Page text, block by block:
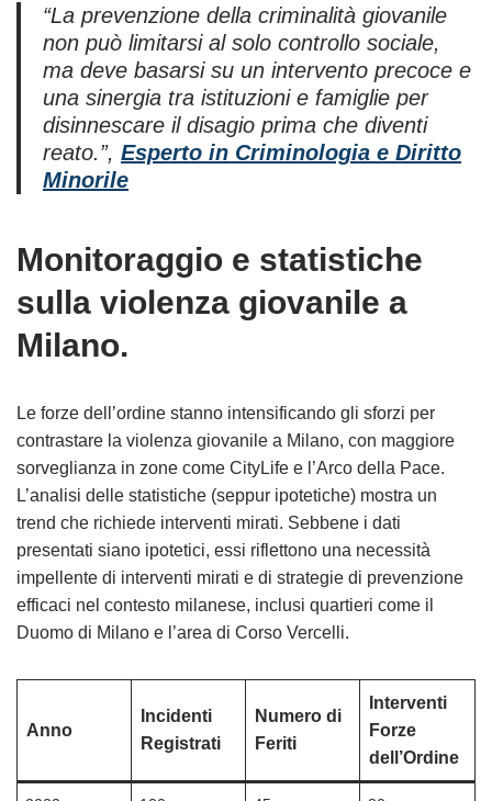
“La prevenzione della criminalità giovanile
non può limitarsi al solo controllo sociale,
ma deve basarsi su un intervento precoce e
una sinergia tra istituzioni e famiglie per
disinnescare il disagio prima che diventi
reato.”, Esperto in Criminologia e Diritto
Minorile
Monitoraggio e statistiche
sulla violenza giovanile a
Milano.
Le forze dell’ordine stanno intensificando gli sforzi per
contrastare la violenza giovanile a Milano, con maggiore
sorveglianza in zone come CityLife e l’Arco della Pace.
L’analisi delle statistiche (seppur ipotetiche) mostra un
trend che richiede interventi mirati. Sebbene i dati
presentati siano ipotetici, essi riflettono una necessità
impellente di interventi mirati e di strategie di prevenzione
efficaci nel contesto milanese, inclusi quartieri come il
Duomo di Milano e l’area di Corso Vercelli.
Anno
Incidenti
Registrati
Numero di
Feriti
Interventi
Forze
dell’Ordine